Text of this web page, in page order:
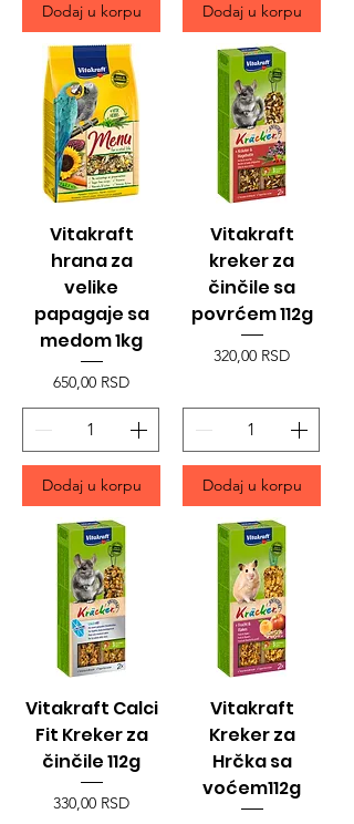
Dodaj u korpu Dodaj u korpu
Vitakraft
hrana za
velike
papagaje sa
medom 1kg
Price
650,00 RSD
Dodaj u korpu
Vitakraft
kreker za
činčile sa
povrćem 112g
Price
320,00 RSD
Dodaj u korpu
Vitakraft Calci
Fit Kreker za
činčile 112g
Price
330,00 RSD
Vitakraft
Kreker za
Hrčka sa
voćem112g